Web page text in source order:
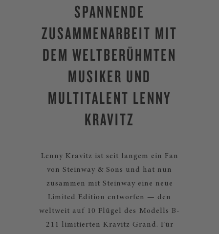
SPANNENDE
ZUSAMMENARBEIT MIT
DEM WELTBERÜHMTEN
MUSIKER UND
MULTITALENT LENNY
KRAVITZ
Lenny Kravitz ist seit langem ein Fan
von Steinway & Sons und hat nun
zusammen mit Steinway eine neue
Limited Edition entworfen — den
weltweit auf 10 Flügel des Modells B-
211 limitierten Kravitz Grand. Für